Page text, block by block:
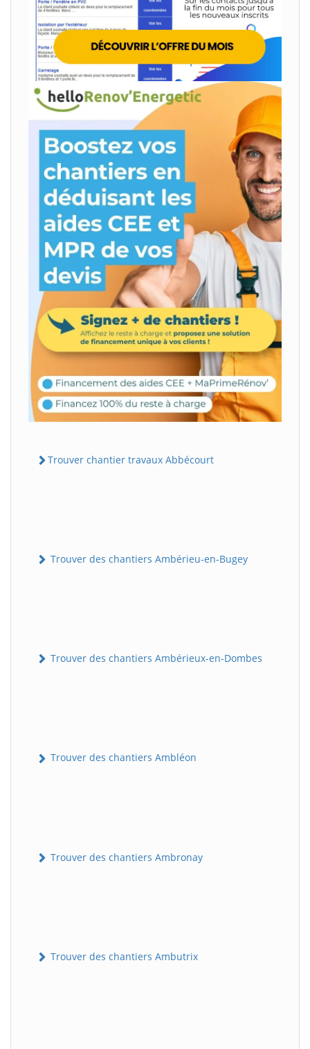
Trouver chantier travaux Abbécourt
Trouver des chantiers Ambérieu-en-Bugey
Trouver des chantiers Ambérieux-en-Dombes
Trouver des chantiers Ambléon
Trouver des chantiers Ambronay
Trouver des chantiers Ambutrix